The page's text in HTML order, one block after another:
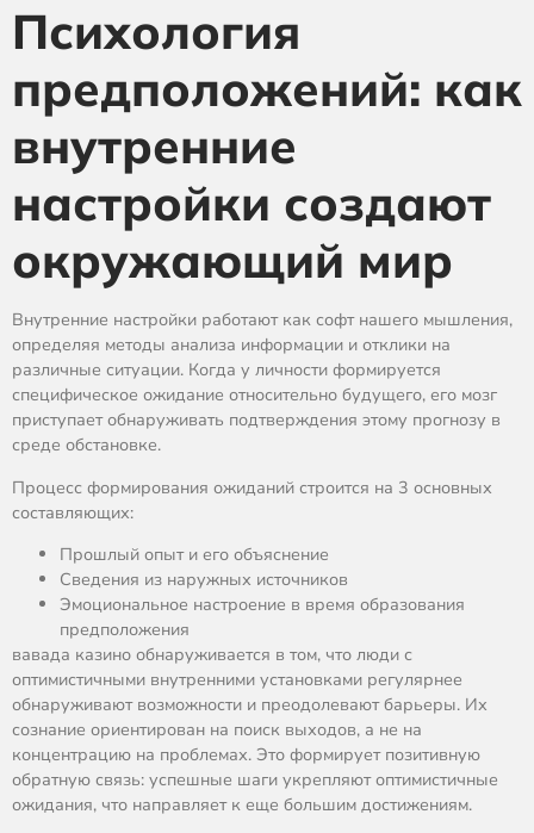
Психология
предположений: как
внутренние
настройки создают
окружающий мир
Внутренние настройки работают как софт нашего мышления,
определяя методы анализа информации и отклики на
различные ситуации. Когда у личности формируется
специфическое ожидание относительно будущего, его мозг
приступает обнаруживать подтверждения этому прогнозу в
среде обстановке.
Процесс формирования ожиданий строится на 3 основных
составляющих:
Прошлый опыт и его объяснение
Сведения из наружных источников
Эмоциональное настроение в время образования
предположения
вавада казино обнаруживается в том, что люди с
оптимистичными внутренними установками регулярнее
обнаруживают возможности и преодолевают барьеры. Их
сознание ориентирован на поиск выходов, а не на
концентрацию на проблемах. Это формирует позитивную
обратную связь: успешные шаги укрепляют оптимистичные
ожидания, что направляет к еще большим достижениям.